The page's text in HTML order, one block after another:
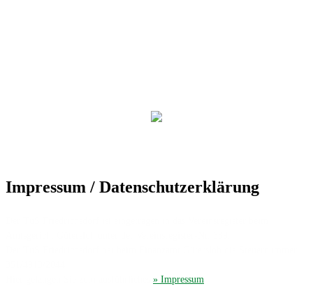
Impressum / Datenschutzerklärung
» Impressum